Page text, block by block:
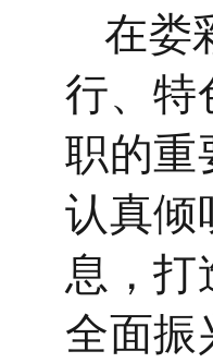
在娄
行、特
职的重
认真倾
息，打
全面振